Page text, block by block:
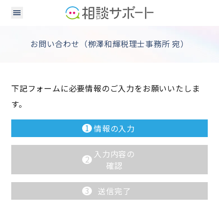
お問い合わせ（栁澤和輝税理士事務所 宛）
下記フォームに必要情報のご入力をお願いいたしま
す。
1 情報の入力
2 入力内容の
確認
3 送信完了